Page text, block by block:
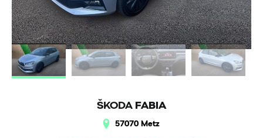
ŠKODA FABIA
57070 Metz